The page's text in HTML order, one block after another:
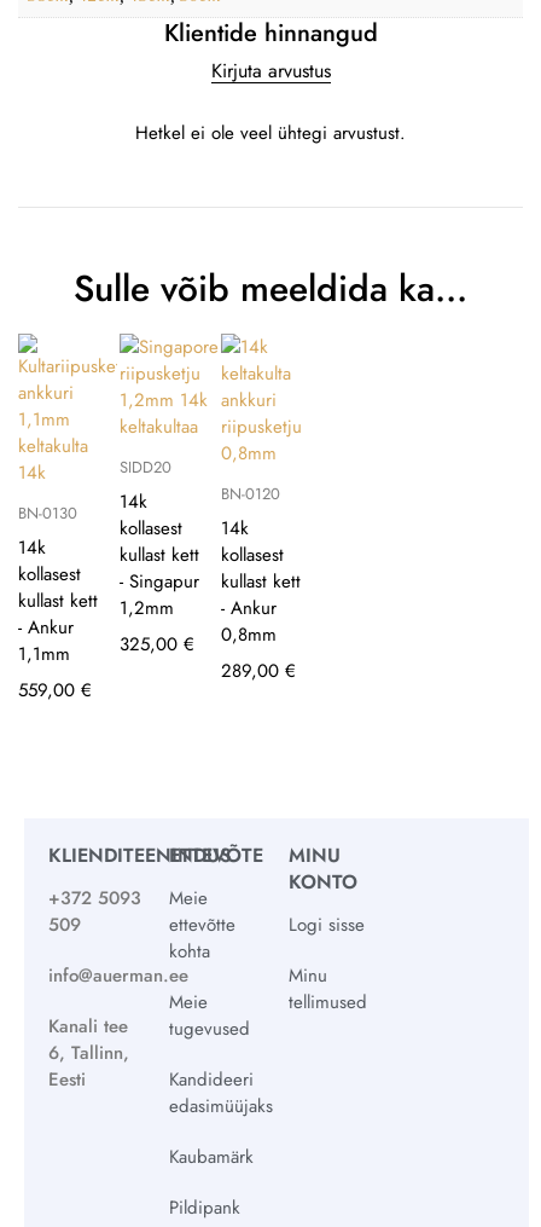
Klientide hinnangud
Kirjuta arvustus
Hetkel ei ole veel ühtegi arvustust.
Sulle võib meeldida ka…
BN-0130
14k
kollasest
kullast kett
- Ankur
1,1mm
559,00 €
SIDD20
14k
kollasest
kullast kett
- Singapur
1,2mm
325,00 €
BN-0120
14k
kollasest
kullast kett
- Ankur
0,8mm
289,00 €
KLIENDITEENINDUS
+372 5093
509
info@auerman.ee
Kanali tee
6, Tallinn,
Eesti
ETTEVÕTE
Meie
ettevõtte
kohta
Meie
tugevused
Kandideeri
edasimüüjaks
Kaubamärk
Pildipank
MINU
KONTO
Logi sisse
Minu
tellimused